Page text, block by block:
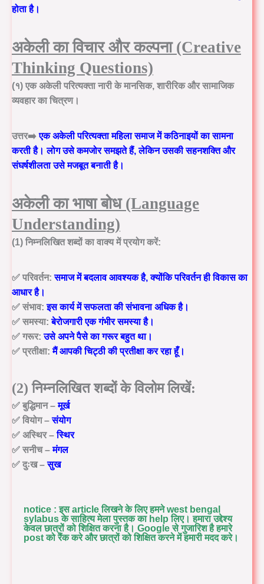
होता है।
अकेली काविचार और कल्पना (Creative
Thinking Questions)
(१) एक अकेली परित्यक्ता नारी के मानसिक, शारीरिक और सामाजिक
व्यवहार का चित्रण।
उत्तर➡️एक अकेली परित्यक्ता महिलासमाज में कठिनाइयों का सामना
करती है। लोग उसे कमजोर समझते हैं, लेकिन उसकी सहनशक्ति और
संघर्षशीलता उसे मजबूत बनाती है।
अकेली काभाषा बोध (Language
Understanding)
(1) निम्नलिखित शब्दों का वाक्य में प्रयोग करें:
✅ परिवर्तन: समाज में बदलाव आवश्यक है, क्योंकिपरिवर्तन ही विकासका
आधार है।
✅ संभाव: इस कार्य में सफलता कीसंभावनाअधिक है।
✅ समस्या: बेरोजगारी एक गंभीरसमस्याहै।
✅ गरूर: उसे अपने पैसे कागरूरबहुत था।
✅ प्रतीक्षा: मैं आपकी चिट्ठी कीप्रतीक्षाकर रहा हूँ।
(2) निम्नलिखित शब्दों के विलोम लिखें:
✅ बुद्धिमान–मूर्ख
✅ वियोग–संयोग
✅ अस्थिर–स्थिर
✅ सनीच–मंगल
✅ दुःख–सुख
notice : इस article लिखने के लिए हमने west bengal
sylabus के साहित्य मेला पुस्तक का help लिए। हमारा उद्देश्य
केवल छात्रों को शिक्षित करना है। Google से गुजारिश है हमारे
post को रैंक करे और छात्रों को शिक्षित करने में हमारी मदद करे।